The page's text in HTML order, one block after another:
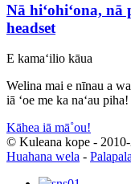
Nā hiʻohiʻona, nā
headset
E kamaʻilio kāua
Welina mai e nīnau a
iā ʻoe me ka naʻau piha!
Kāhea iā mā˚ou!
© Kuleana kope - 2010-
Huahana wela -